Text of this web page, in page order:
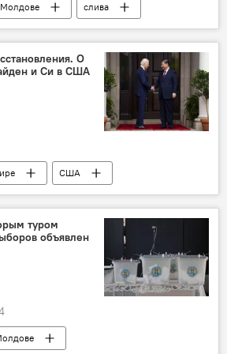
слива
союз
О
и Си в США
США
Джо Байден
туром
объявлен